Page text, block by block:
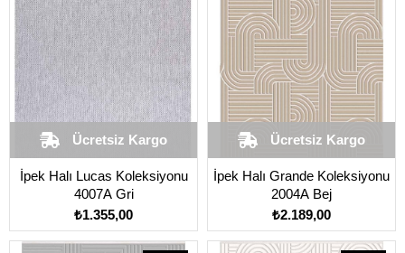
İpek Halı Lucas Koleksiyonu
4007A Gri
₺1.355,00
Ücretsiz Kargo
İpek Halı Grande Koleksiyonu
2004A Bej
₺2.189,00
Ücretsiz Kargo